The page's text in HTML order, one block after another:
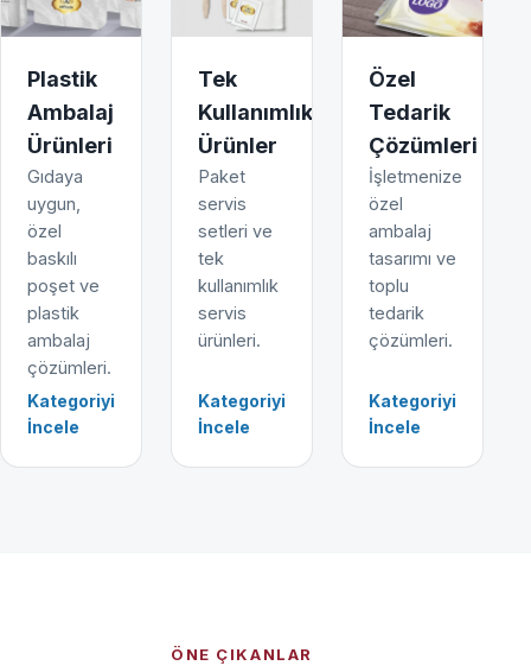
Plastik
Ambalaj
Ürünleri
Gıdaya
uygun,
özel
baskılı
poşet ve
plastik
ambalaj
çözümleri.
Kategoriyi
İncele
Tek
Kullanımlık
Ürünler
Paket
servis
setleri ve
tek
kullanımlık
servis
ürünleri.
Kategoriyi
İncele
Özel
Tedarik
Çözümleri
İşletmenize
özel
ambalaj
tasarımı ve
toplu
tedarik
çözümleri.
Kategoriyi
İncele
ÖNE ÇIKANLAR